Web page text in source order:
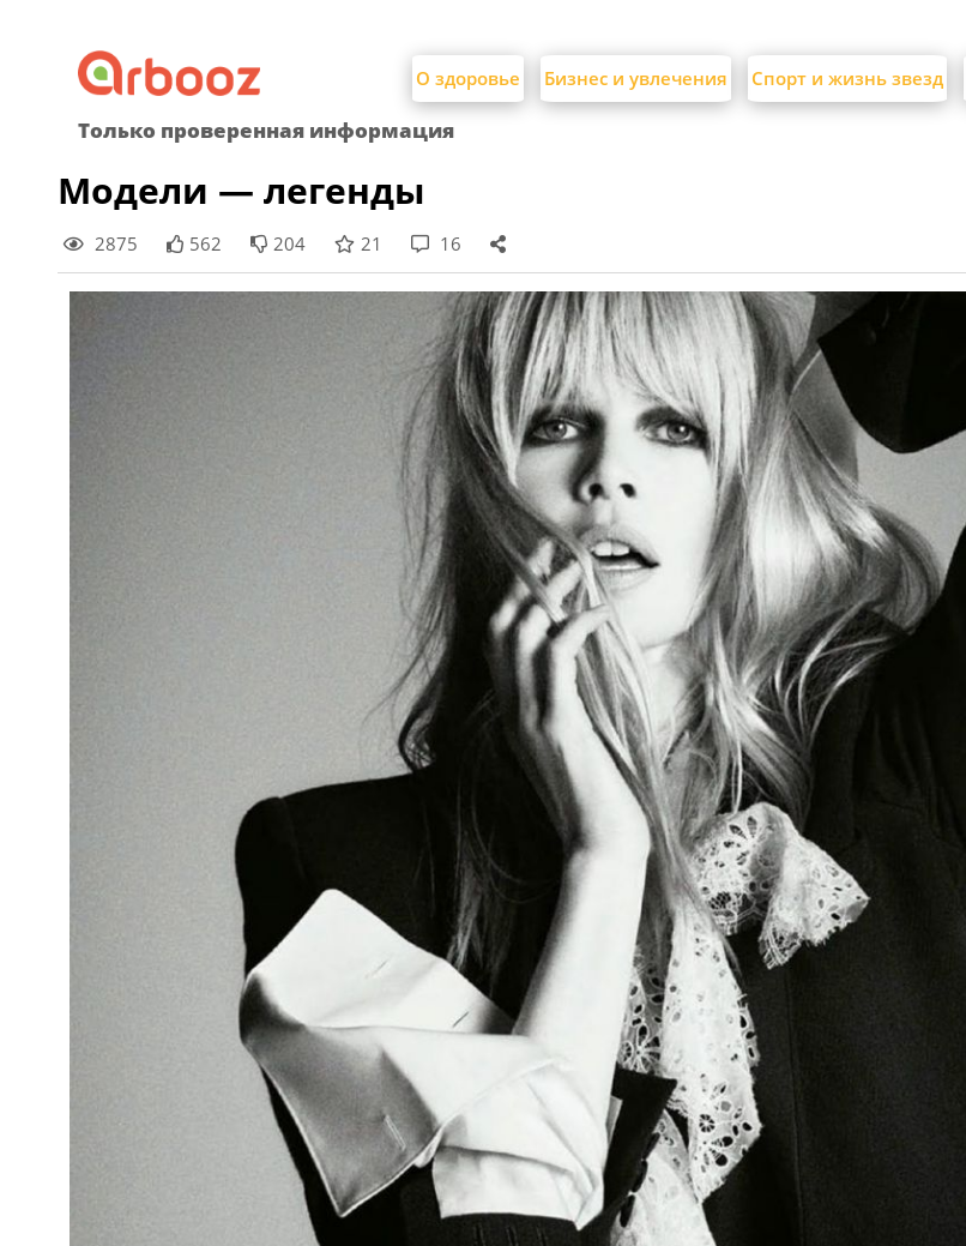
content
О здоровье Бизнес и увлечения Спорт и жизнь звезд
Только проверенная информация
Модели — легенды
2875 562 204 21 16